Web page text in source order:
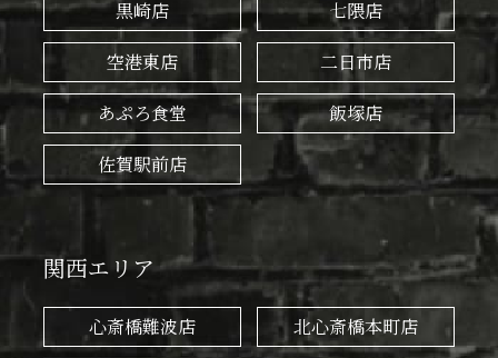
黒崎店
七隈店
空港東店
二日市店
あぷろ食堂
飯塚店
佐賀駅前店
関西エリア
心斎橋難波店
北心斎橋本町店